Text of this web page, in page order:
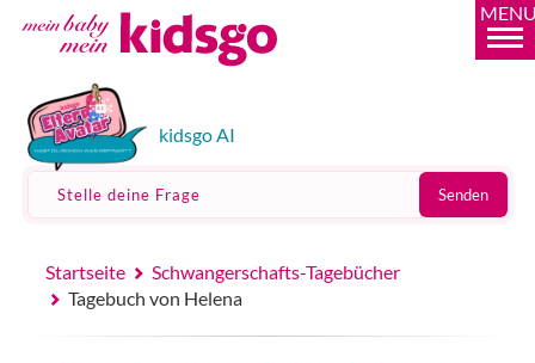
kidsgo AI
Stelle deine Frage Senden
Startseite
Schwangerschafts-Tagebücher
Tagebuch von Helena